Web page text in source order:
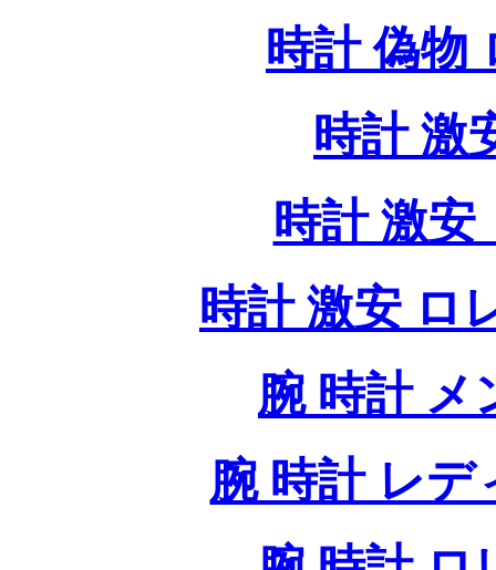
時計 偽物
時計 激
時計 激安
時計 激安 ロ
腕 時計 メ
腕 時計 レデ